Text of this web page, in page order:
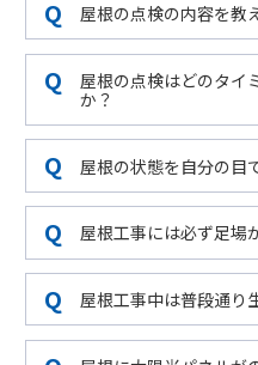
屋根の点検の内容を教
屋根の点検はどのタイ
か？
屋根の状態を自分の目
屋根工事には必ず足場
屋根工事中は普段通り